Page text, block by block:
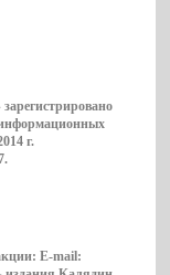
информационных
г.
E-mail: